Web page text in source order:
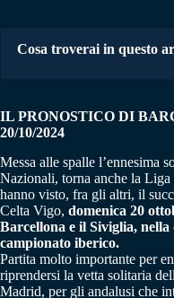
Cosa troverai in questo
IL PRONOSTICO DI
20/10/2024
Messa alle spalle l’ennesima
Nazionali, torna anche la
hanno visto, fra gli altri, il
Celta Vigo, domenica 20
Barcellona e il Siviglia,
campionato iberico.
Partita molto importante per
riprendersi la vetta solitaria
Madrid, per gli andalusi che